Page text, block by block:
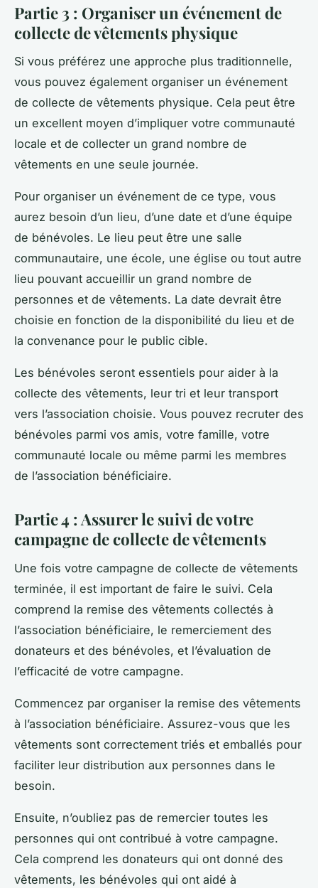
Partie 3 : Organiser un événement de
collecte de vêtements physique
Si vous préférez une approche plus traditionnelle,
vous pouvez également organiser un événement
de collecte de vêtements physique. Cela peut être
un excellent moyen d’impliquer votre communauté
locale et de collecter un grand nombre de
vêtements en une seule journée.
Pour organiser un événement de ce type, vous
aurez besoin d’un lieu, d’une date et d’une équipe
de bénévoles. Le lieu peut être une salle
communautaire, une école, une église ou tout autre
lieu pouvant accueillir un grand nombre de
personnes et de vêtements. La date devrait être
choisie en fonction de la disponibilité du lieu et de
la convenance pour le public cible.
Les bénévoles seront essentiels pour aider à la
collecte des vêtements, leur tri et leur transport
vers l’association choisie. Vous pouvez recruter des
bénévoles parmi vos amis, votre famille, votre
communauté locale ou même parmi les membres
de l’association bénéficiaire.
Partie 4 : Assurer le suivi de votre
campagne de collecte de vêtements
Une fois votre campagne de collecte de vêtements
terminée, il est important de faire le suivi. Cela
comprend la remise des vêtements collectés à
l’association bénéficiaire, le remerciement des
donateurs et des bénévoles, et l’évaluation de
l’efficacité de votre campagne.
Commencez par organiser la remise des vêtements
à l’association bénéficiaire. Assurez-vous que les
vêtements sont correctement triés et emballés pour
faciliter leur distribution aux personnes dans le
besoin.
Ensuite, n’oubliez pas de remercier toutes les
personnes qui ont contribué à votre campagne.
Cela comprend les donateurs qui ont donné des
vêtements, les bénévoles qui ont aidé à